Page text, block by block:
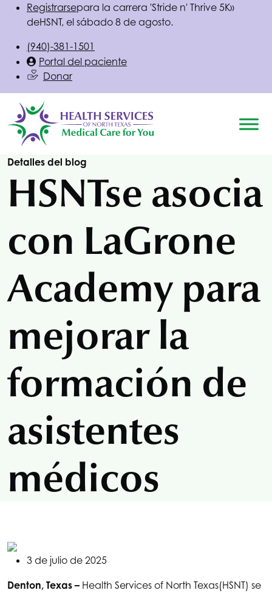
Registrarsepara la carrera 'Stride n' Thrive 5K»
deHSNT, el sábado 8 de agosto.
(940)-381-1501
Portal del paciente
Donar
Detalles del blog
HSNTse asocia
con LaGrone
Academy para
mejorar la
formación de
asistentes
médicos
3 de julio de 2025
Denton, Texas – Health Services of North Texas(HSNT) se